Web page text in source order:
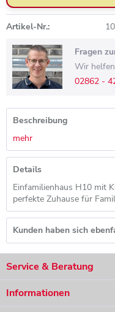
Artikel-Nr.:
Fragen
Wir
02862 -
Beschreibung
mehr
Details
Einfamilienhaus H10 mit
perfekte Zuhause für
Kunden haben sich
Service & Beratung
Informationen